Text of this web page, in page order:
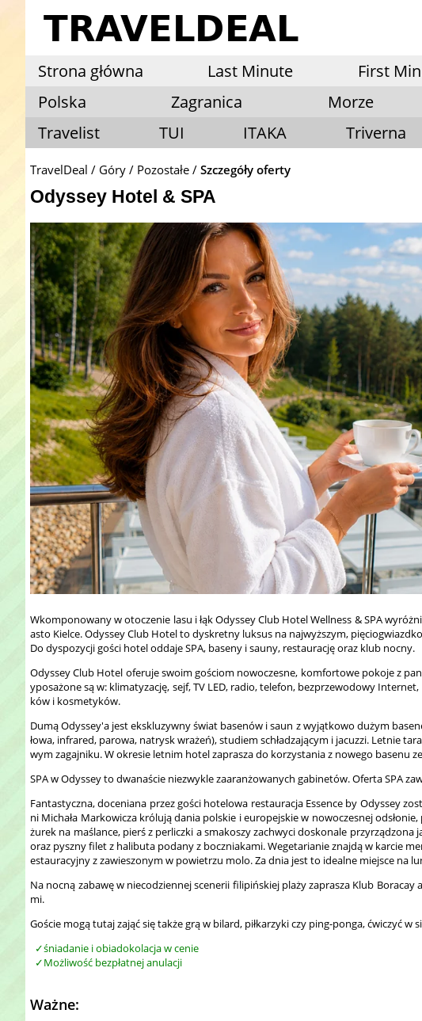
Strona główna Last Minute First
Polska
Zagranica Morze
Travelist
TUI ITAKA Triverna
TravelDeal Góry Pozostałe Szczegóły oferty
Odyssey Hotel & SPA
Wkomponowany w otoczenie lasu i łąk Odyssey Club Hotel Wellness & SPA
asto Kielce. Odyssey Club Hotel to dyskretny luksus na najwyższym,
Do dyspozycji gości hotel oddaje SPA, baseny i sauny, restaurację oraz klub nocny.
Odyssey Club Hotel oferuje swoim gościom nowoczesne, komfortowe pokoje z
yposażone są w: klimatyzację, sejf, TV LED, radio, telefon, bezprzewodowy
ków i kosmetyków.
Dumą Odyssey'a jest ekskluzywny świat basenów i saun z wyjątkowo dużym
łowa, infrared, parowa, natrysk wrażeń), studiem schładzającym i jacuzzi. Letnie
wym zagajniku. W okresie letnim hotel zaprasza do korzystania z nowego basenu
SPA w Odyssey to dwanaście niezwykle zaaranżowanych gabinetów. Oferta SPA
Fantastyczna, doceniana przez gości hotelowa restauracja Essence by Odyssey
ni Michała Markowicza królują dania polskie i europejskie w nowoczesnej
żurek na maślance, pierś z perliczki a smakoszy zachwyci doskonale
oraz pyszny filet z halibuta podany z boczniakami. Wegetarianie znajdą w karcie
estauracyjny z zawieszonym w powietrzu molo. Za dnia jest to idealne miejsce na
Na nocną zabawę w niecodziennej scenerii filipińskiej plaży zaprasza Klub
mi.
Goście mogą tutaj zająć się także grą w bilard, piłkarzyki czy ping-ponga, ćwiczyć
śniadanie i obiadokolacja w cenie
Możliwość bezpłatnej anulacji
Ważne: